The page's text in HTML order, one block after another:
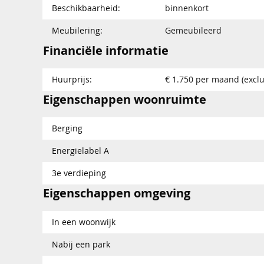
Beschikbaarheid:
binnenkort
Meubilering:
Gemeubileerd
Financiële informatie
Huurprijs: € 1.750 per maand
Eigenschappen woonruimte
Berging
Energielabel A
3e verdieping
Eigenschappen omgeving
In een woonwijk
Nabij een park